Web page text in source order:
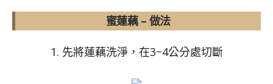
蜜蓮藕 – 做法
1. 先將蓮藕洗淨，在3~4公分處切斷